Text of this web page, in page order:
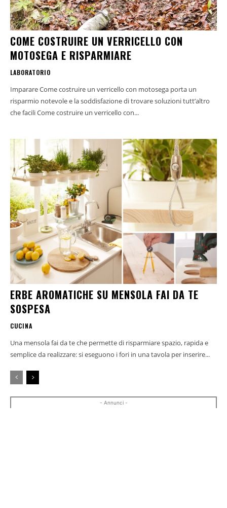
COME COSTRUIRE UN VERRICELLO CON
MOTOSEGA E RISPARMIARE
LABORATORIO
Imparare Come costruire un verricello con motosega porta un
risparmio notevole e la soddisfazione di trovare soluzioni tutt’altro
che facili Come costruire un verricello con...
ERBE AROMATICHE SU MENSOLA FAI DA TE
SOSPESA
CUCINA
Una mensola fai da te che permette di risparmiare spazio, rapida e
semplice da realizzare: si eseguono i fori in una tavola per inserire...
- Annunci -